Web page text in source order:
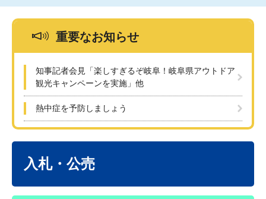
重要なお知らせ
知事記者会見「楽しすぎるぞ岐阜！岐阜県アウトドア
観光キャンペーンを実施」他
熱中症を予防しましょう
入札・公売